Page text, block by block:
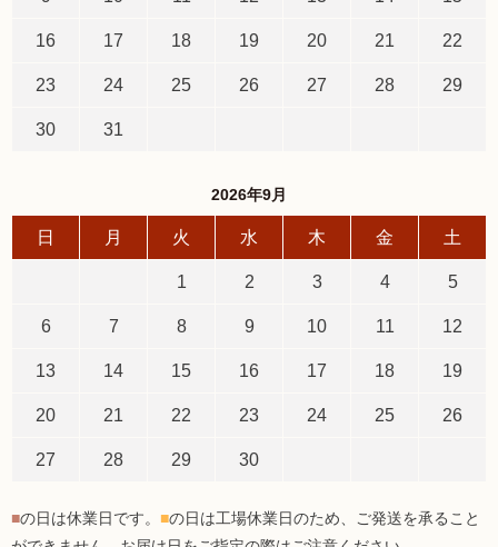
16 17 18 19 20 21 22
23 24 25 26 27 28 29
30 31
2026年9月
日 月 火 水 木 金 土
1 2 3 4 5
6 7 8 9 10 11 12
13 14 15 16 17 18 19
20 21 22 23 24 25 26
27 28 29 30
■の日は休業日です。 ■の日は工場休業日のため、ご発送を承ること